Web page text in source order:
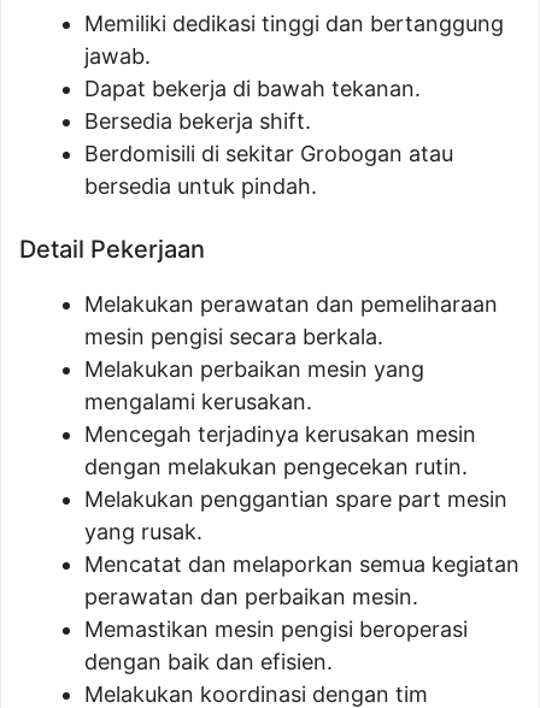
Memiliki dedikasi tinggi dan bertanggung
jawab.
Dapat bekerja di bawah tekanan.
Bersedia bekerja shift.
Berdomisili di sekitar Grobogan atau
bersedia untuk pindah.
Detail Pekerjaan
Melakukan perawatan dan pemeliharaan
mesin pengisi secara berkala.
Melakukan perbaikan mesin yang
mengalami kerusakan.
Mencegah terjadinya kerusakan mesin
dengan melakukan pengecekan rutin.
Melakukan penggantian spare part mesin
yang rusak.
Mencatat dan melaporkan semua kegiatan
perawatan dan perbaikan mesin.
Memastikan mesin pengisi beroperasi
dengan baik dan efisien.
Melakukan koordinasi dengan tim